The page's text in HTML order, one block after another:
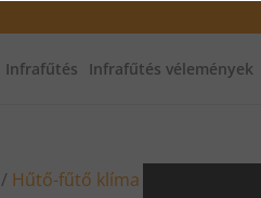
Infrafűtés Infrafűtés vélemények
/ Hűtő-fűtő klíma